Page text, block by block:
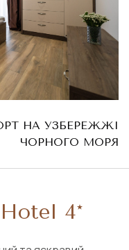
НА УЗБЕРЕЖЖІ
ЧОРНОГО МОРЯ
4*